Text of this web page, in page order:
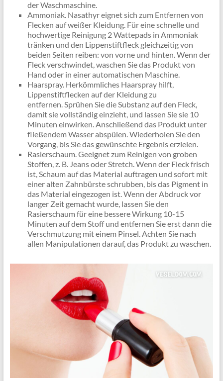
der Waschmaschine.
Ammoniak. Nasathyr eignet sich zum Entfernen von
Flecken auf weißer Kleidung. Für eine schnelle und
hochwertige Reinigung 2 Wattepads in Ammoniak
tränken und den Lippenstiftfleck gleichzeitig von
beiden Seiten reiben: von vorne und hinten. Wenn der
Fleck verschwindet, waschen Sie das Produkt von
Hand oder in einer automatischen Maschine.
Haarspray. Herkömmliches Haarspray hilft,
Lippenstiftflecken auf der Kleidung zu
entfernen. Sprühen Sie die Substanz auf den Fleck,
damit sie vollständig einzieht, und lassen Sie sie 10
Minuten einwirken. Anschließend das Produkt unter
fließendem Wasser abspülen. Wiederholen Sie den
Vorgang, bis Sie das gewünschte Ergebnis erzielen.
Rasierschaum. Geeignet zum Reinigen von groben
Stoffen, z. B. Jeans oder Stretch. Wenn der Fleck frisch
ist, Schaum auf das Material auftragen und sofort mit
einer alten Zahnbürste schrubben, bis das Pigment in
das Material eingezogen ist. Wenn der Abdruck vor
langer Zeit gemacht wurde, lassen Sie den
Rasierschaum für eine bessere Wirkung 10-15
Minuten auf dem Stoff und entfernen Sie erst dann die
Verschmutzung mit einem Pinsel. Achten Sie nach
allen Manipulationen darauf, das Produkt zu waschen.